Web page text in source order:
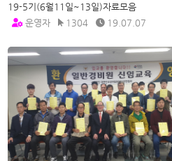
19-5기(6월11일~13일)자료모음
운영자
1304 19.07.07